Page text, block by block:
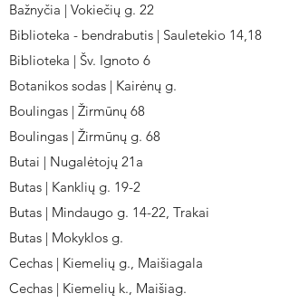
Bažnyčia | Vokiečių g. 22
Biblioteka - bendrabutis | Sauletekio 14,18
Biblioteka | Šv. Ignoto 6
Botanikos sodas | Kairėnų g.
Boulingas | Žirmūnų 68
Boulingas | Žirmūnų g. 68
Butai | Nugalėtojų 21a
Butas | Kanklių g. 19-2
Butas | Mindaugo g. 14-22, Trakai
Butas | Mokyklos g.
Cechas | Kiemelių g., Maišiagala
Cechas | Kiemelių k., Maišiag.